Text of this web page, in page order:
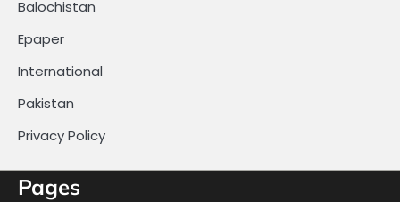
Balochistan
Epaper
International
Pakistan
Privacy Policy
Pages